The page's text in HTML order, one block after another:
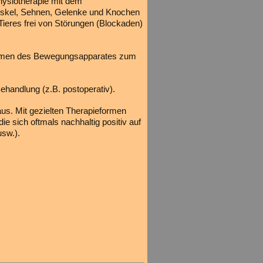
Sehnen, Gelenke und Knochen
frei von Störungen (Blockaden)
des Bewegungsapparates zum
(z.B. postoperativ).
Mit gezielten Therapieformen
sich oftmals nachhaltig positiv auf